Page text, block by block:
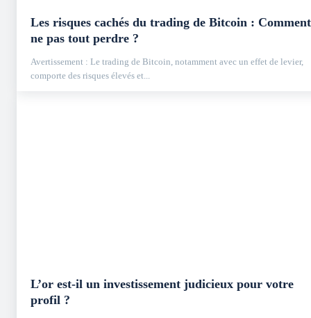
Les risques cachés du trading de Bitcoin : Comment
ne pas tout perdre ?
Avertissement : Le trading de Bitcoin, notamment avec un effet de levier,
comporte des risques élevés et...
L’or est-il un investissement judicieux pour votre
profil ?